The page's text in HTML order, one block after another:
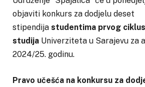
objaviti konkurs za dodjelu deset
stipendija studentima prvog
studija Univerziteta u Sarajevu za
2024/25. godinu.
Pravo učešća na konkursu za